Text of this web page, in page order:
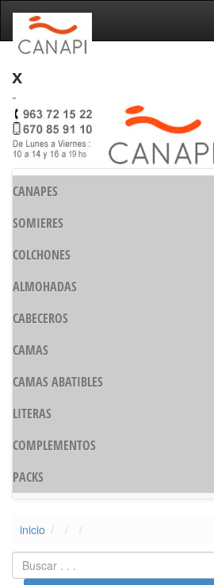
x
-
CANAPES
SOMIERES
COLCHONES
ALMOHADAS
CABECEROS
CAMAS
CAMAS ABATIBLES
LITERAS
COMPLEMENTOS
PACKS
inicio